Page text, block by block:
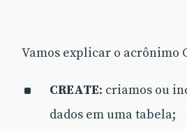
Vamos explicar o acrônimo
CREATE: criamos ou
dados em uma tabela;